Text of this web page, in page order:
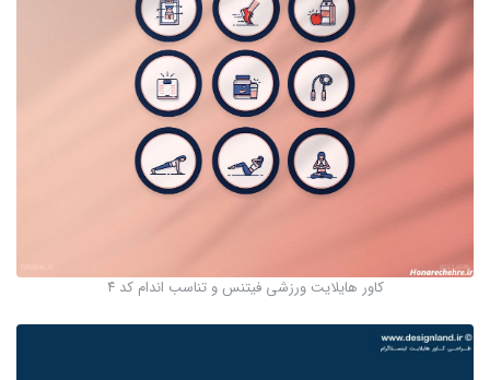
کاور هایلایت ورزشی فیتنس و تناسب اندام کد ۴